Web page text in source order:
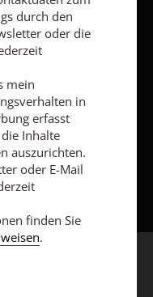
durch den
oder die
mein
in
erfasst
Inhalte
auszurichten.
oder E-Mail
finden Sie
.